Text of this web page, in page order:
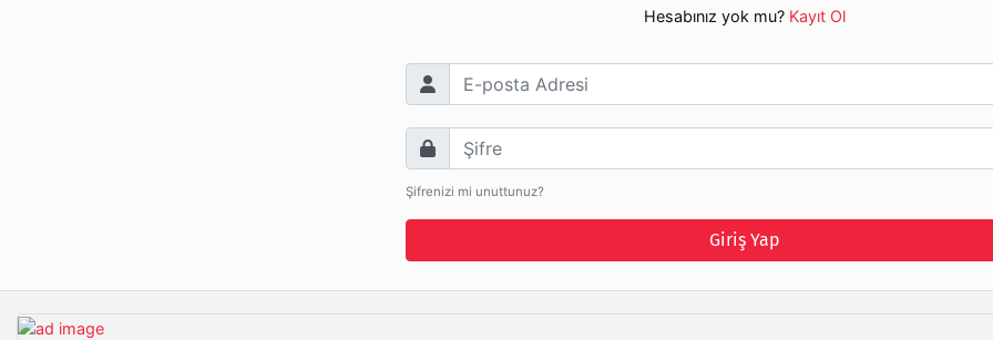
Hesabınız yok mu? Kayıt Ol
E-posta Adresi
Şifre
Şifrenizi mi unuttunuz?
Giriş Yap